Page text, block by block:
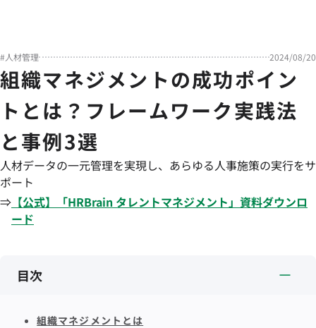
#人材管理 2024/08/20
組織マネジメントの成功ポイン
トとは？フレームワーク実践法
と事例3選
人材データの一元管理を実現し、あらゆる人事施策の実行をサ
ポート
⇒ 【公式】「HRBrain タレントマネジメント」資料ダウンロ
ード
目次
組織マネジメントとは